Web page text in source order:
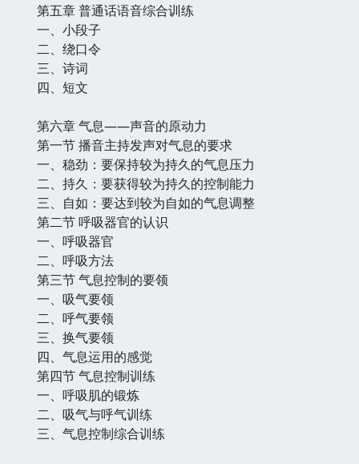
第五章 普通话语音综合训练
一、小段子
二、绕口令
三、诗词
四、短文
第六章 气息——声音的原动力
第一节 播音主持发声对气息的要求
一、稳劲：要保持较为持久的气息压力
二、持久：要获得较为持久的控制能力
三、自如：要达到较为自如的气息调整
第二节 呼吸器官的认识
一、呼吸器官
二、呼吸方法
第三节 气息控制的要领
一、吸气要领
二、呼气要领
三、换气要领
四、气息运用的感觉
第四节 气息控制训练
一、呼吸肌的锻炼
二、吸气与呼气训练
三、气息控制综合训练